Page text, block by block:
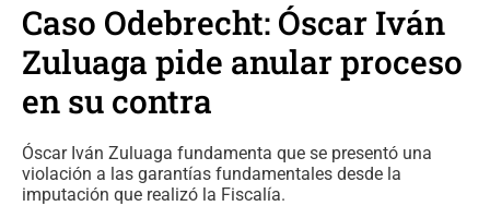
Caso Odebrecht: Óscar Iván
Zuluaga pide anular proceso
en su contra
Óscar Iván Zuluaga fundamenta que se presentó una
violación a las garantías fundamentales desde la
imputación que realizó la Fiscalía.